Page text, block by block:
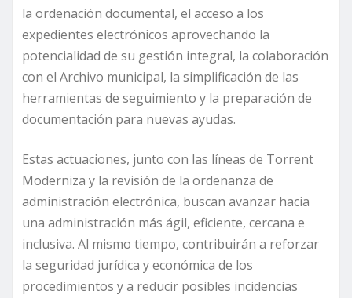
la ordenación documental, el acceso a los
expedientes electrónicos aprovechando la
potencialidad de su gestión integral, la colaboración
con el Archivo municipal, la simplificación de las
herramientas de seguimiento y la preparación de
documentación para nuevas ayudas.
Estas actuaciones, junto con las líneas de Torrent
Moderniza y la revisión de la ordenanza de
administración electrónica, buscan avanzar hacia
una administración más ágil, eficiente, cercana e
inclusiva. Al mismo tiempo, contribuirán a reforzar
la seguridad jurídica y económica de los
procedimientos y a reducir posibles incidencias